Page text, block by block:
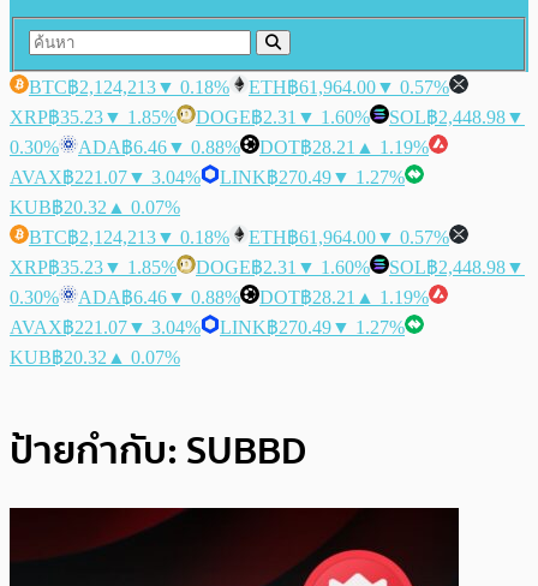
BTC฿2,124,213▼ 0.18% ETH฿61,964.00▼ 0.57%
XRP฿35.23▼ 1.85% DOGE฿2.31 ▼ 1.60% SOL฿2,448.98▼
0.30%
ADA฿6.46▼ 0.88% DOT฿28.21 ▲ 1.19%
AVAX฿221.07▼ 3.04% LINK฿270.49▼ 1.27%
KUB฿20.32 ▲ 0.07%
BTC฿2,124,213▼ 0.18% ETH฿61,964.00▼ 0.57%
XRP฿35.23▼ 1.85% DOGE฿2.31 ▼ 1.60% SOL฿2,448.98▼
0.30%
ADA฿6.46▼ 0.88% DOT฿28.21 ▲ 1.19%
AVAX฿221.07▼ 3.04% LINK฿270.49▼ 1.27%
KUB฿20.32 ▲ 0.07%
ป้ายกำกับ: SUBBD